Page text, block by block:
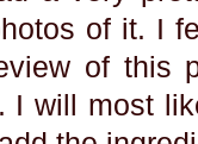
of it. I
of this
I will most